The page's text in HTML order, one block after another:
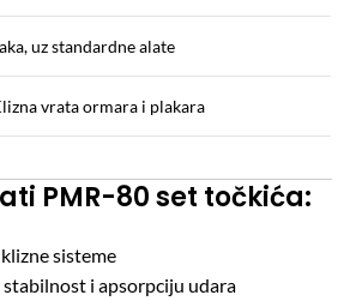
uz standardne alate
vrata ormara i plakara
PMR-80 set točkića:
sisteme
stabilnost i apsorpciju udara